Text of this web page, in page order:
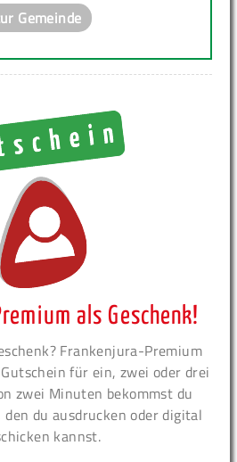
Gemeinde
als Geschenk!
Frankenjura-Premium
für ein, zwei oder drei
zwei Minuten bekommst du
du ausdrucken oder digital
kannst.